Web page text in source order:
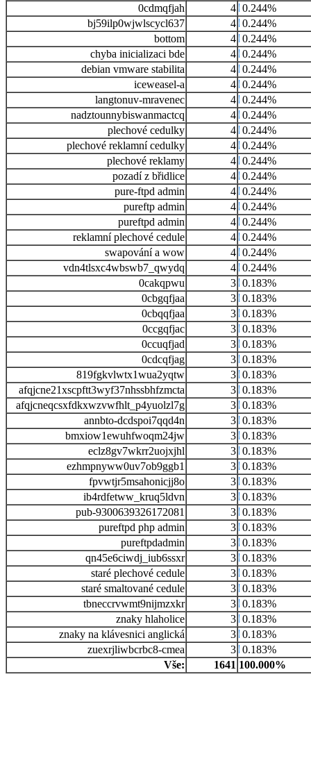
0cdmqfjah
4 0.244%
bj59ilp0wjwlscycl637
4 0.244%
bottom
4 0.244%
chyba inicializaci bde
4 0.244%
debian vmware stabilita
4 0.244%
iceweasel-a
4 0.244%
langtonuv-mravenec
4 0.244%
nadztounnybiswanmactcq
4 0.244%
plechové cedulky
4 0.244%
plechové reklamní cedulky
4 0.244%
plechové reklamy
4 0.244%
pozadí z břidlice
4 0.244%
pure-ftpd admin
4 0.244%
pureftp admin
4 0.244%
pureftpd admin
4 0.244%
reklamní plechové cedule
4 0.244%
swapování a wow
4 0.244%
vdn4tlsxc4wbswb7_qwydq
4 0.244%
0cakqpwu
3 0.183%
0cbgqfjaa
3 0.183%
0cbqqfjaa
3 0.183%
0ccgqfjac
3 0.183%
0ccuqfjad
3 0.183%
0cdcqfjag
3 0.183%
819fgkvlwtx1wua2yqtw
3 0.183%
afqjcne21xscpftt3wyf37nhssbhfzmcta
3 0.183%
afqjcneqcsxfdkxwzvwfhlt_p4yuolzl7g
3 0.183%
annbto-dcdspoi7qqd4n
3 0.183%
bmxiow1ewuhfwoqm24jw
3 0.183%
eclz8gv7wkrr2uojxjhl
3 0.183%
ezhmpnyww0uv7ob9ggb1
3 0.183%
fpvwtjr5msahonicjj8o
3 0.183%
ib4rdfetww_kruq5ldvn
3 0.183%
pub-9300639326172081
3 0.183%
pureftpd php admin
3 0.183%
pureftpdadmin
3 0.183%
qn45e6ciwdj_iub6ssxr
3 0.183%
staré plechové cedule
3 0.183%
staré smaltované cedule
3 0.183%
tbneccrvwmt9nijmzxkr
3 0.183%
znaky hlaholice
3 0.183%
znaky na klávesnici anglická
3 0.183%
zuexrjliwbcrbc8-cmea
3 0.183%
Vše:
1641 100.000%